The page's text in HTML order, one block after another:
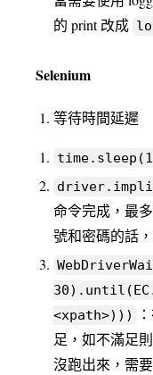
的 print 改成
Selenium
等待時間延遲
命令完成，最
號和密碼的話
<xpath>)))
足，如不滿足
沒跑出來，需